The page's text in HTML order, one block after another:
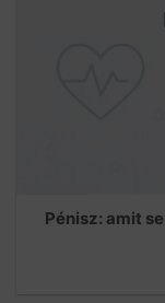
Pénisz: amit